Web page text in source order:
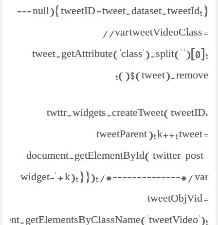
=== null){ tweetID = tweet.dataset.tweetId; }
//var tweetVideoClass =
tweet.getAttribute('class').split(' ')[0];
$(tweet).remove();
twttr.widgets.createTweet( tweetID,
tweetParent ); k++; tweet =
document.getElementById('twitter-post-
widget-' + k); } }); /*==============*/ var
tweetObjVid =